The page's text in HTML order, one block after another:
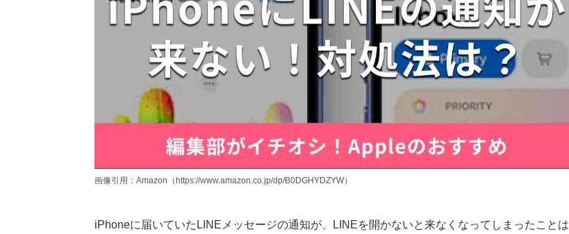
画像引用：Amazon（https://www.amazon.co.jp/dp/B0DGHYDZYW）
iPhoneに届いていたLINEメッセージの通知が、LINEを開かないと来なくなってしまったことは